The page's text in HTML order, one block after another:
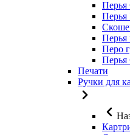
Перья
Перья
Перья
Перо
Перья
Печати
Ручки для